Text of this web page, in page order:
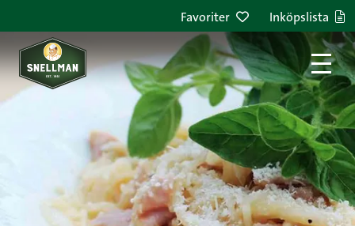
Favoriter Inköpslista